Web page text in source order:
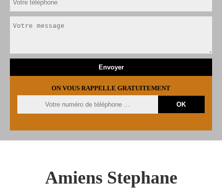
ON VOUS RAPPELLE GRATUITEMENT
Amiens Stephane